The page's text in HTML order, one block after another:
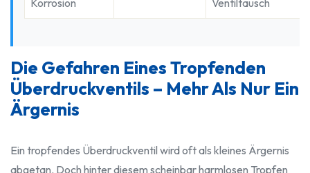
Korrosion
Ventiltausch
Die Gefahren Eines Tropfenden
Überdruckventils – Mehr Als Nur Ein
Ärgernis
Ein tropfendes Überdruckventil wird oft als kleines Ärgernis
abgetan. Doch hinter diesem scheinbar harmlosen Tropfen